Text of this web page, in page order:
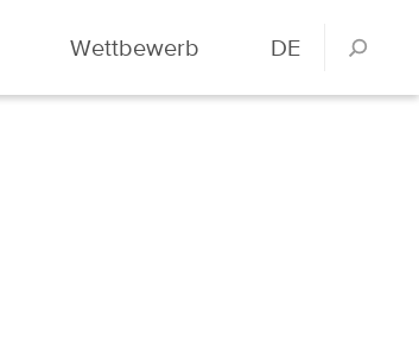
Wettbewerb DE